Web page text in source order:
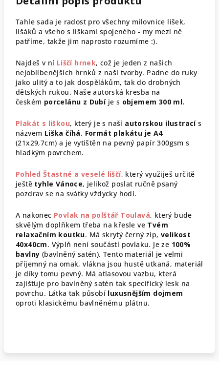
Tahle sada je radost pro všechny milovnice lišek,
lišáků a všeho s liškami spojeného - my mezi ně
patříme, takže jim naprosto rozumíme :).
Najdeš v ní Liščí hrnek, což je jeden z našich
nejoblíbenějších hrnků z naší tvorby. Padne do ruky
jako ulitý a to jak dospělákům, tak do drobných
dětských rukou. Naše autorská kresba na
českém porcelánu z Dubí je s objemem 300 ml.
Plakát s liškou, který je s naší autorskou ilustracís
názvem Liška číhá. Formát plakátu je A4
(21x29,7cm) a je vytištěn na pevný papír 300gsm s
hladkým povrchem.
Pohled Štastné a veselé liščí, který využiješ určitě
ještě tyhle Vánoce, jelikož poslat ručně psaný
pozdrav se na svátky vždycky hodí.
A nakonec Povlak na polštář Toulavá, který bude
skvělým doplňkem třeba na křesle ve Tvém
relaxačním koutku. Má skrytý černý zip,velikost
40x40cm. Výplň není součástí povlaku. Je ze 100%
bavlny (bavlněný satén). Tento materiál jevelmi
příjemný na omak, vlákna jsou hustě utkaná, materiál
je díky tomu pevný. Má atlasovou vazbu, která
zajišťuje pro bavlněný satén tak specifický lesk na
povrchu. Látka tak působí luxusnějším dojmem
oproti klasickému bavlněnému plátnu.